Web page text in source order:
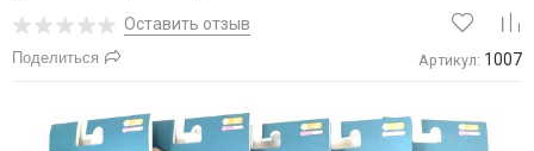
Оставить отзыв
Поделиться Артикул: 1007